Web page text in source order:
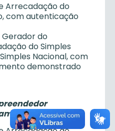
Arrecadação do
com autenticação
Gerador do
do Simples
Nacional, com
demonstrado